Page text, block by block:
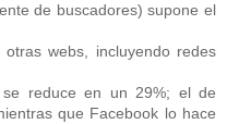
de buscadores) supone el
webs, incluyendo redes
reduce en un 29%; el de
que Facebook lo hace